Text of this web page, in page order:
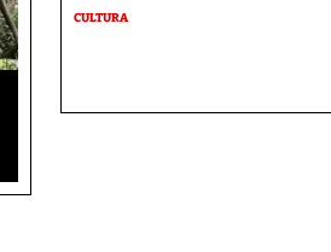
CULTURA